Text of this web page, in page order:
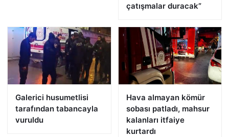
çatışmalar duracak”
Galerici husumetlisi
tarafından tabancayla
vuruldu
Hava almayan kömür
sobası patladı, mahsur
kalanları itfaiye
kurtardı